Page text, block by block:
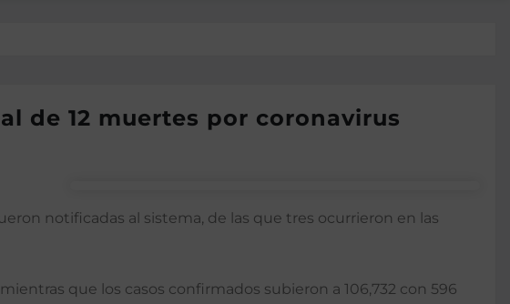
de 12 muertes por coronavirus
notificadas al sistema, de las que tres ocurrieron en las
que los casos confirmados subieron a 106,732 con 596